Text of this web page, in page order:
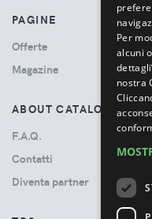
PAGINE
Offerte
Magazine
ABOUT CATALOVE
F.A.Q.
Contatti
Diventa partner
Per
alcuni
nostra